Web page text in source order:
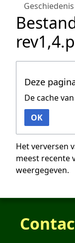
Deze
De cache
OK
Het verversen
meest recente
weergegeven.